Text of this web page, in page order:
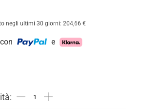
negli ultimi 30 giorni: 204,66 €
e